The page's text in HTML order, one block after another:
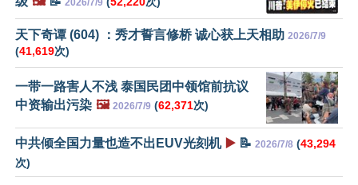
天下奇谭 (604) ：秀才誓言修桥 诚心获上天相助 2026/7/9
(41,619次)
一带一路害人不浅 泰国民团中领馆前抗议
中资输出污染 🖼️ 2026/7/9 (62,371次)
中共倾全国力量也造不出EUV光刻机 ▶️ 📝 2026/7/8 (43,294
次)